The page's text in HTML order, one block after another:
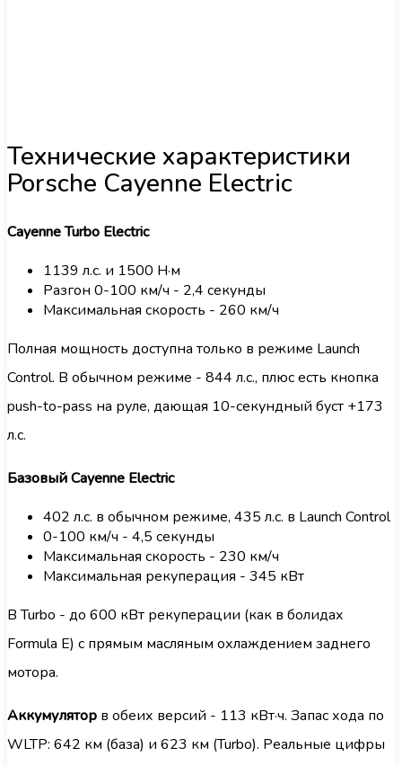
Технические характеристики
Porsche Cayenne Electric
Cayenne Turbo Electric
1139 л.с. и 1500 Н·м
Разгон 0-100 км/ч - 2,4 секунды
Максимальная скорость - 260 км/ч
Полная мощность доступна только в режиме Launch
Control. В обычном режиме - 844 л.с., плюс есть кнопка
push-to-pass на руле, дающая 10-секундный буст +173
л.с.
Базовый Cayenne Electric
402 л.с. в обычном режиме, 435 л.с. в Launch Control
0-100 км/ч - 4,5 секунды
Максимальная скорость - 230 км/ч
Максимальная рекуперация - 345 кВт
В Turbo - до 600 кВт рекуперации (как в болидах
Formula E) с прямым масляным охлаждением заднего
мотора.
Аккумулятор в обеих версий - 113 кВт·ч. Запас хода по
WLTP: 642 км (база) и 623 км (Turbo). Реальные цифры